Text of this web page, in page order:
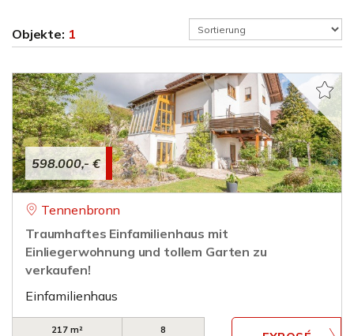
Objekte: 1
598.000,- €
Tennenbronn
Traumhaftes Einfamilienhaus mit
Einliegerwohnung und tollem Garten zu
verkaufen!
Einfamilienhaus
217 m²
8